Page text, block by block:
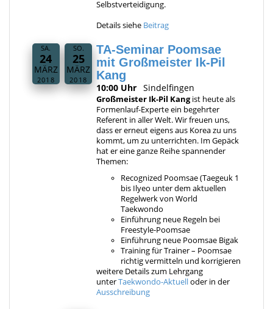
Selbstverteidigung.
Details siehe Beitrag
SA.
24
MÄRZ
2018
SO.
25
MÄRZ
2018
TA-Seminar Poomsae
mit Großmeister Ik-Pil
Kang
10:00 Uhr Sindelfingen
Großmeister Ik-Pil Kangist heute als
Formenlauf-Experte ein begehrter
Referent in aller Welt. Wir freuen uns,
dass er erneut eigens aus Korea zu uns
kommt, um zu unterrichten. Im Gepäck
hat er eine ganze Reihe spannender
Themen:
Recognized Poomsae (Taegeuk 1
bis Ilyeo unter dem aktuellen
Regelwerk von World
Taekwondo
Einführung neue Regeln bei
Freestyle-Poomsae
Einführung neue Poomsae Bigak
Training für Trainer – Poomsae
richtig vermitteln und korrigieren
weitere Details zum Lehrgang
unterTaekwondo-Aktuelloder in der
Ausschreibung